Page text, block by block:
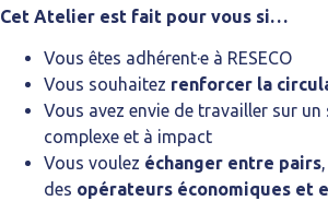
Cet Atelier est fait pour vous si…
Vous êtes adhérent·e à RESECO
Vous souhaitez renforcer la
Vous avez envie de travailler sur un
complexe et à impact
Vous voulez échanger entre pairs
des opérateurs économiques et